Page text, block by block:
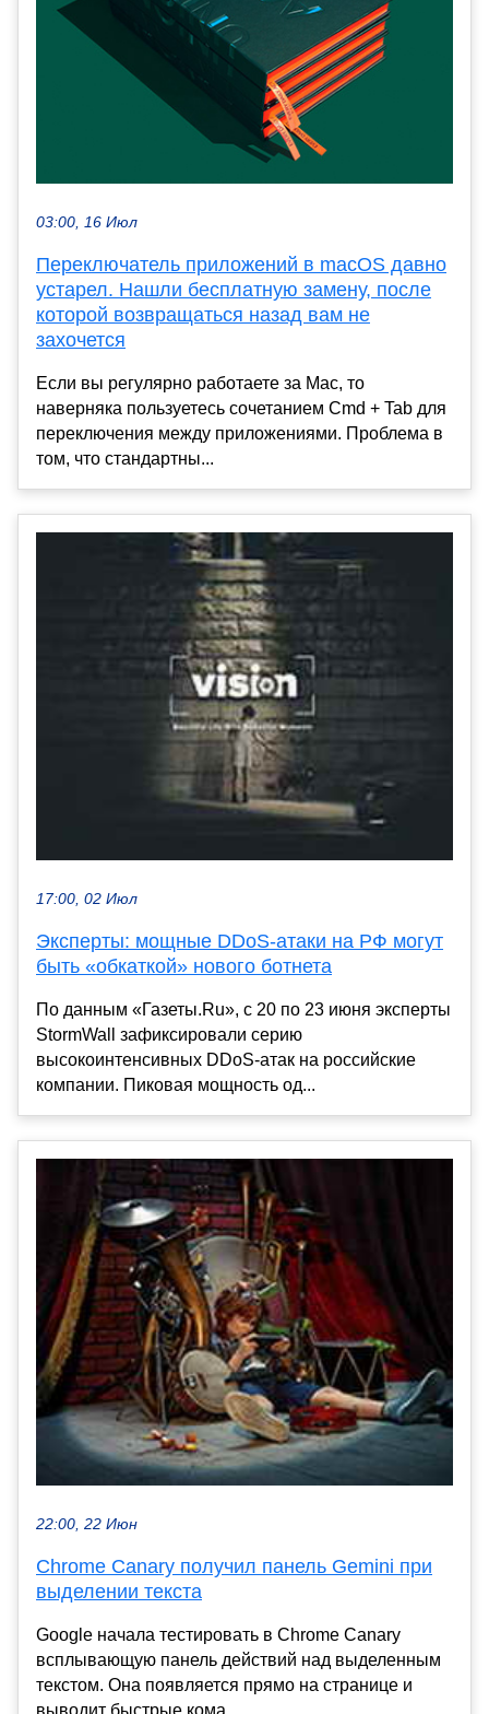
03:00, 16 Июл
Переключатель приложений в macOS давно
устарел. Нашли бесплатную замену, после
которой возвращаться назад вам не
захочется
Если вы регулярно работаете за Mac, то
наверняка пользуетесь сочетанием Cmd + Tab для
переключения между приложениями. Проблема в
том, что стандартны...
17:00, 02 Июл
Эксперты: мощные DDoS-атаки на РФ могут
быть «обкаткой» нового ботнета
По данным «Газеты.Ru», с 20 по 23 июня эксперты
StormWall зафиксировали серию
высокоинтенсивных DDoS-атак на российские
компании. Пиковая мощность од...
22:00, 22 Июн
Chrome Canary получил панель Gemini при
выделении текста
Google начала тестировать в Chrome Canary
всплывающую панель действий над выделенным
текстом. Она появляется прямо на странице и
выводит быстрые кома...